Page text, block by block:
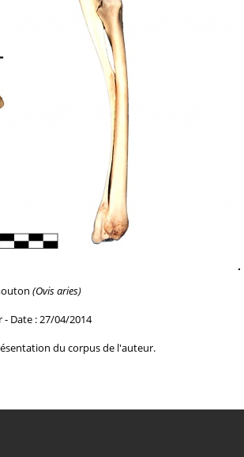
(Ovis aries)
Date : 27/04/2014
du corpus de l'auteur.